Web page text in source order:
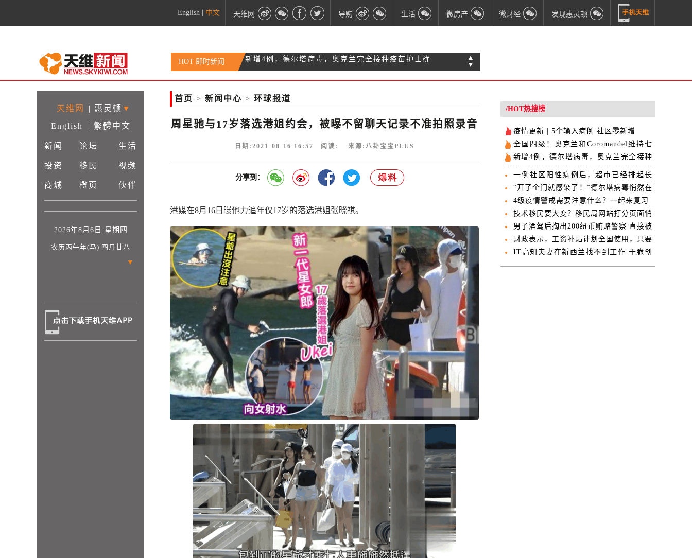
English 中文 天维网 导购 生活 微房产 微财经 发现惠灵顿
HOT 即时新闻
4级疫情警戒需要注意什么？一起来复习
11:59分开始
新增4例，德尔塔病毒，奥克兰完全接种疫苗护士确
诊！
▲
▼
天维网 | 惠灵顿 ▼
English
| 繁體中文
新闻 论坛 生活
投资 移民 视频
商城 橙页 伙伴
2026年8月6日 星期四
农历丙午年(马) 四月廿八
▼
首页 > 新闻中心 > 环球报道
周星驰与17岁落选港姐约会，被曝不留聊天记录不准拍照录音
日期:2021-08-16 16:57 阅读: 来源:八卦宝宝PLUS
分享到：
港媒在8月16日曝他力追年仅17岁的落选港姐张晓祺。
/HOT热搜榜
疫情更新 | 5个输入病例 社区零新增
全国四级！奥克兰和Coromandel维持七
天 周二晚11:59分开始
新增4例，德尔塔病毒，奥克兰完全接种
疫苗护士确诊！
一例社区阳性病例后，超市已经排起长
队！
“开了个门就感染了！”德尔塔病毒悄然在
隔离酒店传播
4级疫情警戒需要注意什么？一起来复习
技术移民要大变？移民局网站打分页面悄
悄改了两遍
男子酒驾后掏出200纽币贿赂警察 直接被
遣返
财政表示，工资补贴计划全国使用，只要
满足这些要求！
IT高知夫妻在新西兰找不到工作 干脆创
业